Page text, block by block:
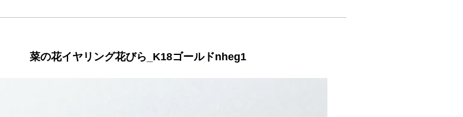
菜の花イヤリング花びら_K18ゴールドnheg1